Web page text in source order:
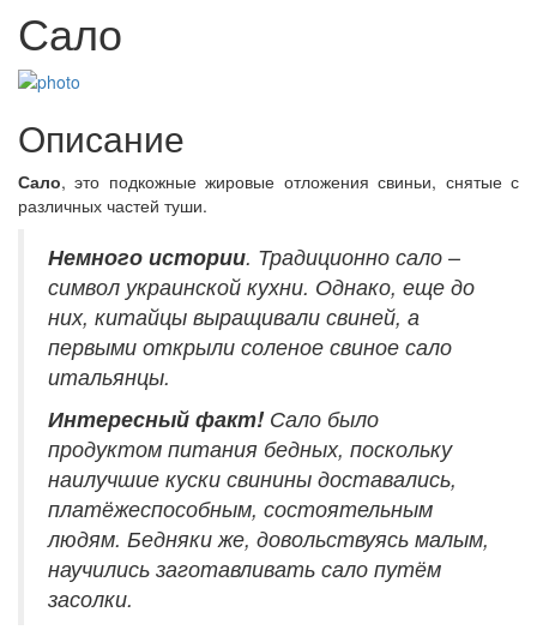
Сало
Описание
Сало, это подкожные жировые отложения свиньи, снятые с
различных частей туши.
Немного истории. Традиционно сало –
символ украинской кухни. Однако, еще до
них, китайцы выращивали свиней, а
первыми открыли соленое свиное сало
итальянцы.
Интересный факт!Сало было
продуктом питания бедных, поскольку
наилучшие куски свинины доставались,
платёжеспособным, состоятельным
людям. Бедняки же, довольствуясь малым,
научились заготавливать сало путём
засолки.